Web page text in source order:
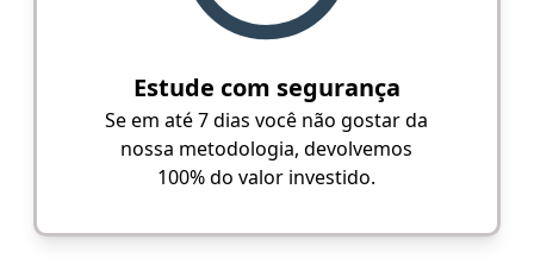
Estude com segurança
Se em até 7 dias você não gostar da
nossa metodologia, devolvemos
100% do valor investido.